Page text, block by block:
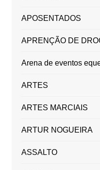
APOSENTADOS
APRENÇÃO DE
Arena de eventos
ARTES
ARTES MARCIAIS
ARTUR NOGUEIRA
ASSALTO